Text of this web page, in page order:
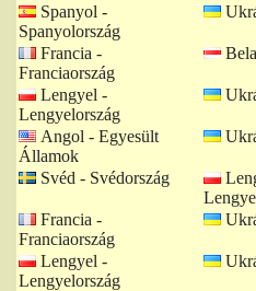
Spanyol -
Spanyolország
Francia -
Franciaország
Lengyel -
Lengyelország
Angol - Egyesült
Államok
Svéd - Svédország
Francia -
Franciaország
Lengyel -
Lengyelország